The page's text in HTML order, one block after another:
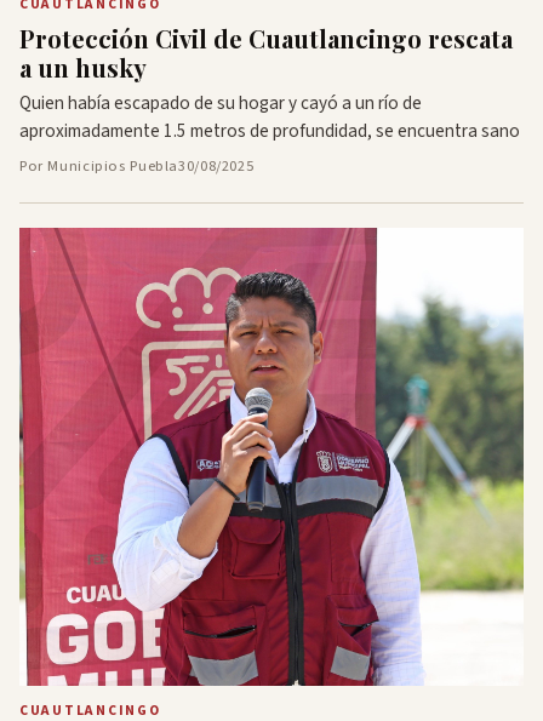
Protección Civil de Cuautlancingo rescata
a un husky
Quien había escapado de su hogar y cayó a un río de
aproximadamente 1.5 metros de profundidad, se encuentra sano
Por Municipios Puebla30/08/2025
CUAUTLANCINGO